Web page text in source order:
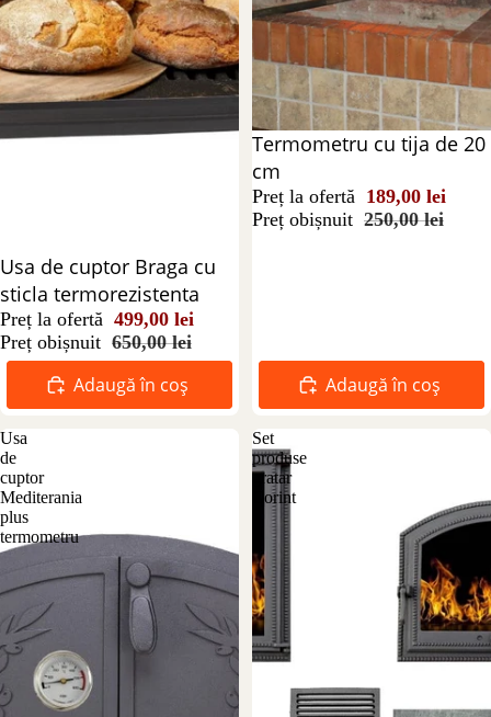
Reducere 23%
Usa de cuptor Braga cu
sticla termorezistenta
Preț la ofertă 499,00 lei
Preț obișnuit 650,00 lei
Adaugă în coș
Reducere 24%
Termometru cu tija de 20
cm
Preț la ofertă 189,00 lei
Preț obișnuit 250,00 lei
Adaugă în coș
Usa
de
cuptor
Mediterania
plus
termometru
Set
produse
gratar
Corint